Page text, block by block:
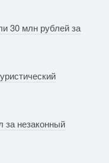
30 млн рублей за
за незаконный